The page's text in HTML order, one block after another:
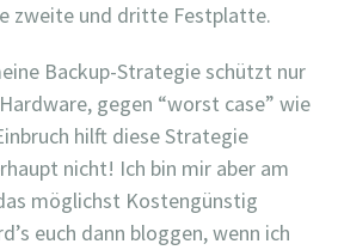
zweite und dritte Festplatte.
Backup-Strategie schützt nur
gegen “worst case” wie
hilft diese Strategie
nicht! Ich bin mir aber am
möglichst Kostengünstig
euch dann bloggen, wenn ich